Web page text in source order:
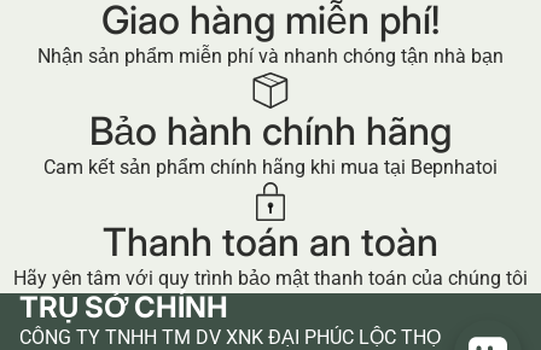
Giao hàng miễn phí!
Nhận sản phẩm miễn phí và nhanh chóng tận nhà bạn
Bảo hành chính hãng
Cam kết sản phẩm chính hãng khi mua tại Bepnhatoi
Thanh toán an toàn
Hãy yên tâm với quy trình bảo mật thanh toán của chúng tôi
TRỤ SỞ CHÍNH
CÔNG TY TNHH TM DV XNK ĐẠI PHÚC LỘC THỌ